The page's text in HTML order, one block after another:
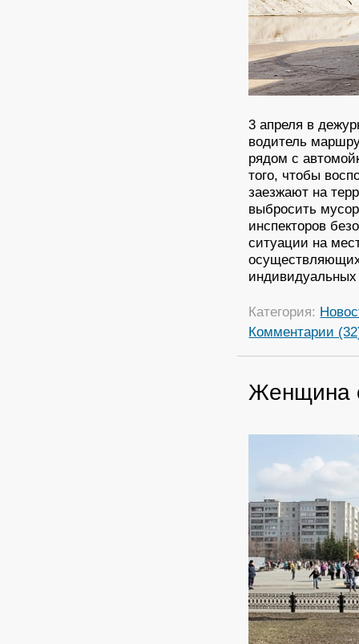
3 апреля в
водитель
рядом с
того, чтобы
заезжают на
выбросить
инспекторов
ситуации на
Категория:
Комментарии
Женщина